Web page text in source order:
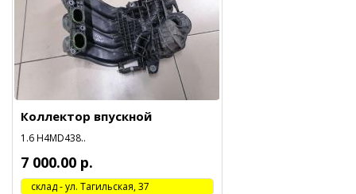
Коллектор впускной
1.6 H4MD438..
7 000.00 р.
cклад - ул. Тагильская, 37